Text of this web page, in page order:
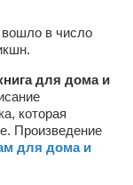
вошло в число
для дома и
которая
Произведение
для дома и